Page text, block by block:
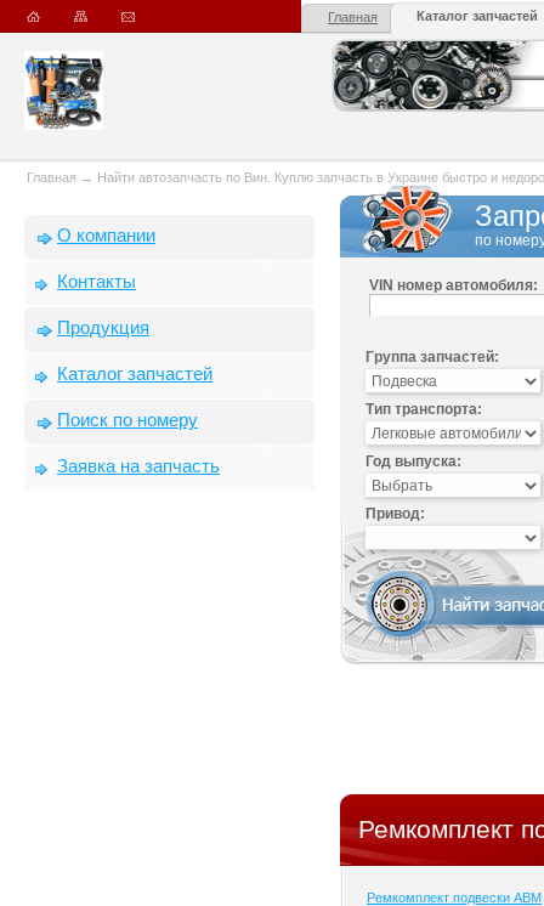
Главная Каталог запчастей
Главная → Найти автозапчасть по Вин. Куплю запчасть в Украине быстро и
О компании
Контакты
Продукция
Каталог запчастей
Поиск по номеру
Заявка на запчасть
по
VIN номер автомобиля:
Группа запчастей:
Тип транспорта:
Год выпуска:
Привод:
Ремкомплект
Ремкомплект подвески ABM